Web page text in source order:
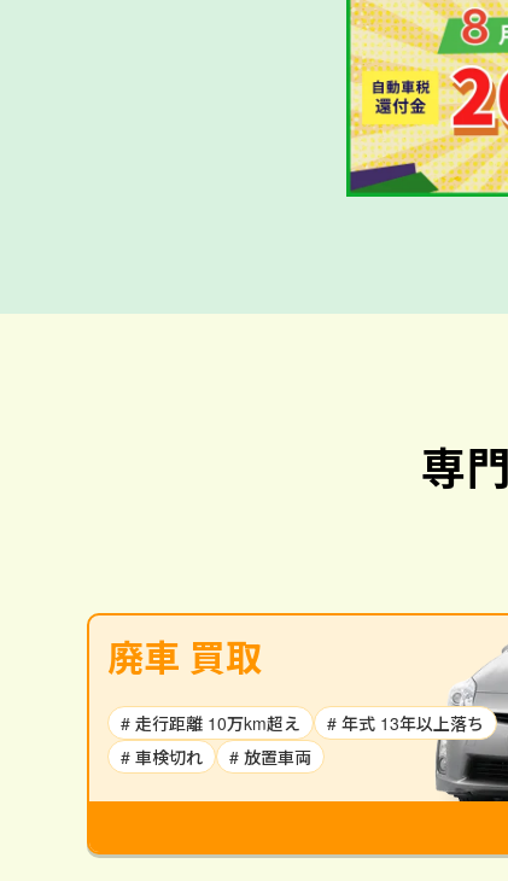
専
廃車 買取
# 走行距離 10万km超え
# 年式 13年以上落ち
# 車検切れ
# 放置車両